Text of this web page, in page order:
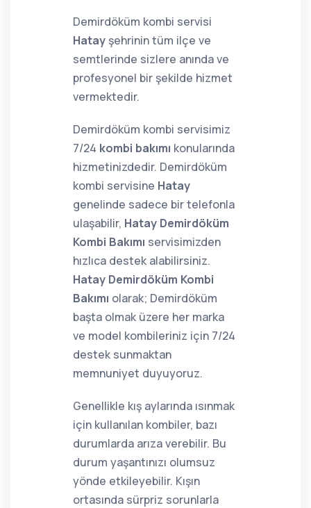
Demirdöküm kombi servisi
Hatay şehrinin tüm ilçe ve
semtlerinde sizlere anında ve
profesyonel bir şekilde hizmet
vermektedir.
Demirdöküm kombi servisimiz
7/24 kombi bakımı konularında
hizmetinizdedir. Demirdöküm
kombi servisine Hatay
genelinde sadece bir telefonla
ulaşabilir, Hatay Demirdöküm
Kombi Bakımı servisimizden
hızlıca destek alabilirsiniz.
Hatay Demirdöküm Kombi
Bakımı olarak; Demirdöküm
başta olmak üzere her marka
ve model kombileriniz için 7/24
destek sunmaktan
memnuniyet duyuyoruz.
Genellikle kış aylarında ısınmak
için kullanılan kombiler, bazı
durumlarda arıza verebilir. Bu
durum yaşantınızı olumsuz
yönde etkileyebilir. Kışın
ortasında sürpriz sorunlarla